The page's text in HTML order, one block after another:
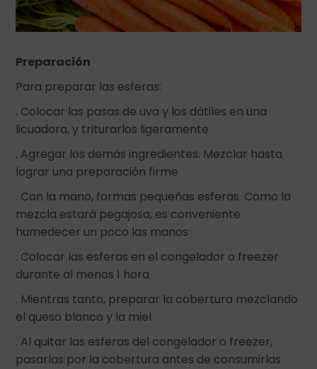
Preparación
Para preparar las esferas:
. Colocar las pasas de uva y los dátiles en una
licuadora, y triturarlos ligeramente
. Agregar los demás ingredientes. Mezclar hasta
lograr una preparación firme
. Con la mano, formas pequeñas esferas. Como la
mezcla estará pegajosa, es conveniente
humedecer un poco las manos
. Colocar las esferas en el congelador o freezer
durante al menos 1 hora
. Mientras tanto, preparar la cobertura mezclando
el queso blanco y la miel
. Al quitar las esferas del congelador o freezer,
pasarlas por la cobertura antes de consumirlas